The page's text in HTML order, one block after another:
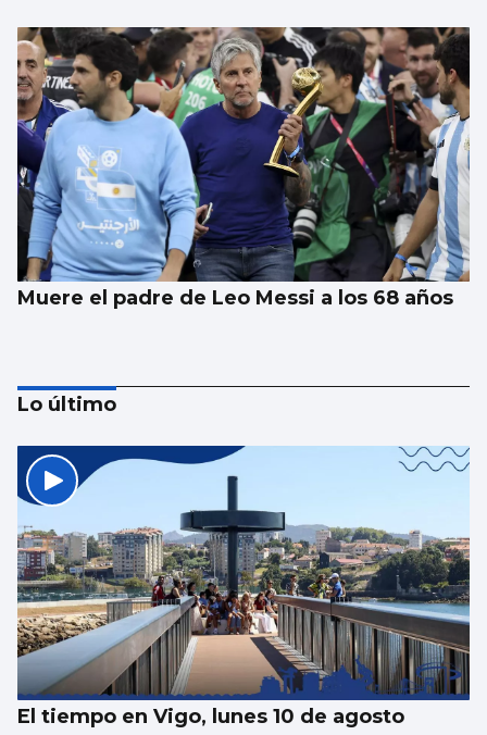
Muere el padre de Leo Messi a los 68 años
Abraham Mateo sorprende en Castrelos
vistiendo una camiseta vintage del Celta
Lo último
El tiempo en Vigo, lunes 10 de agosto